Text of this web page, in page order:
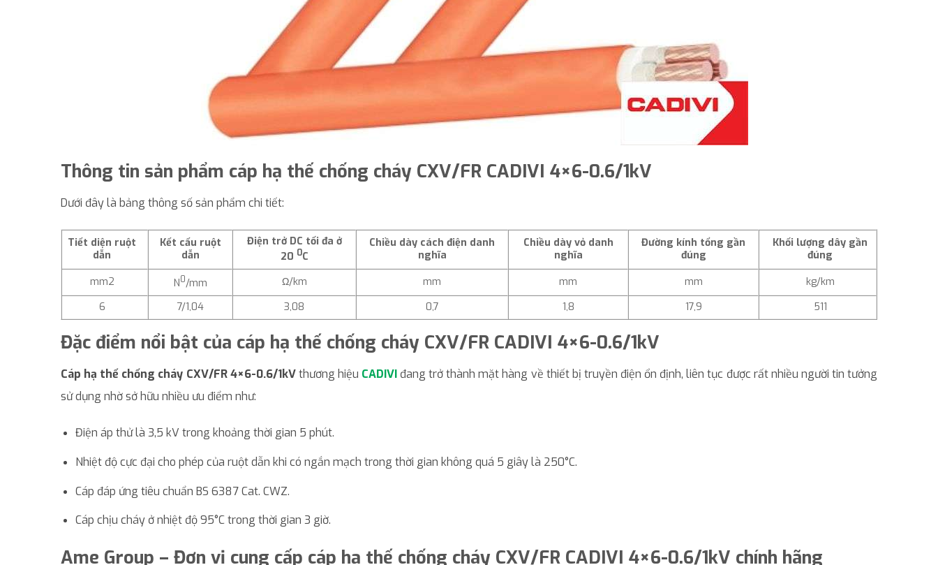
Thông tin sản phẩm cáp hạ thế chống cháy CXV/FR CADIVI 4×6-0.6/1kV
Dưới đây là bảng thông số sản phẩm chi tiết:
Tiết diện ruột
dẫn
Kết cấu ruột
dẫn
Điện trở DC tối đa ở
20 0C
Chiều dày cách điện danh
nghĩa
Chiều dày vỏ danh
nghĩa
Đường kính tổng gần
đúng
Khối lượng dây gần
đúng
mm2
N0/mm Ω/km mm mm mm
kg/km
6
7/1,04 3,08 0,7 1,8 17,9 511
Đặc điểm nổi bật của cáp hạ thế chống cháy CXV/FR CADIVI 4×6-0.6/1kV
Cáp hạ thế chống cháy CXV/FR 4×6-0.6/1kVthương hiệu CADIVIđang trở thành mặt hàng về thiết bị truyền điện ổn định, liên tục được rất nhiều người tin tưởng
sử dụng nhờ sở hữu nhiều ưu điểm như:
Điện áp thử là 3,5 kV trong khoảng thời gian 5 phút.
Nhiệt độ cực đại cho phép của ruột dẫn khi có ngắn mạch trong thời gian không quá 5 giây là 250°C.
Cáp đáp ứng tiêu chuẩn BS 6387 Cat. CWZ.
Cáp chịu cháy ở nhiệt độ 95°C trong thời gian 3 giờ.
Ame Group – Đơn vị cung cấp cáp hạ thế chống cháy CXV/FR CADIVI 4×6-0.6/1kV chính hãng